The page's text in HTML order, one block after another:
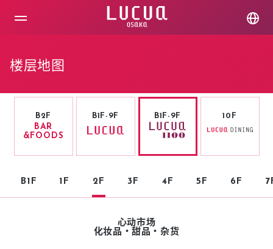
楼层地图
B2F
BAR
&FOODS
B1F-9F B1F-9F
B1F 1F 2F 3F 4F 5F 6F
10F
心动市场
化妆品・甜品・杂货